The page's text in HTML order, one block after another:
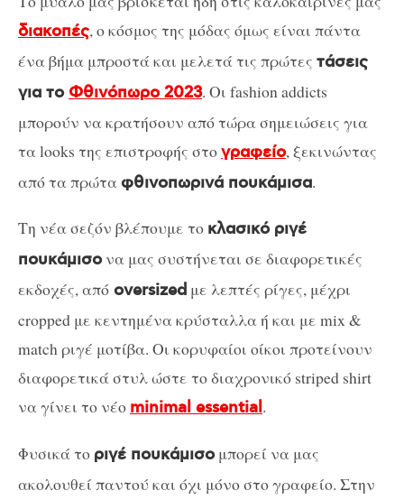
διακοπές, ο κόσμος της μόδας όμως είναι πάντα
ένα βήμα μπροστά και μελετά τις πρώτες τάσεις
για το Φθινόπωρο 2023. Οι fashion addicts
μπορούν να κρατήσουν από τώρα σημειώσεις για
τα looks της επιστροφής στογραφείο, ξεκινώντας
από τα πρώταφθινοπωρινά πουκάμισα.
Τη νέα σεζόν βλέπουμε το κλασικό ριγέ
πουκάμισονα μας συστήνεται σε διαφορετικές
εκδοχές, από oversized με λεπτές ρίγες, μέχρι
cropped με κεντημένα κρύσταλλα ή και με mix &
match ριγέ μοτίβα. Οι κορυφαίοι οίκοι προτείνουν
διαφορετικά στυλ ώστε το διαχρονικό striped shirt
να γίνει το νέο minimal essential.
Φυσικά το ριγέ πουκάμισομπορεί να μας
ακολουθεί παντού και όχι μόνο στο γραφείο. Στην